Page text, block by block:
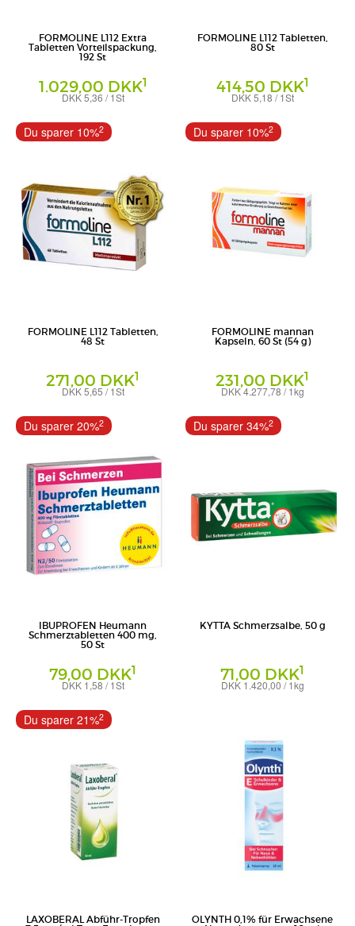
FORMOLINE L112 Extra
Tabletten Vorteilspackung,
192 St
1.029,00 DKK1
DKK 5,36 / 1St
Certmedica International GmbH
FORMOLINE L112 Tabletten,
80 St
414,50 DKK1
DKK 5,18 / 1St
Certmedica International GmbH
FORMOLINE L112 Tabletten,
48 St
271,00 DKK1
DKK 5,65 / 1St
Certmedica International GmbH
Du sparer 10%2
FORMOLINE mannan
Kapseln, 60 St (54 g)
231,00 DKK1
DKK 4.277,78 / 1kg
Certmedica International GmbH
Du sparer 10%2
IBUPROFEN Heumann
Schmerztabletten 400 mg,
50 St
79,00 DKK1
DKK 1,58 / 1St
HEUMANN PHARMA GmbH & Co.
Generica KG
Du sparer 20%2
KYTTA Schmerzsalbe, 50 g
71,00 DKK1
DKK 1.420,00 / 1kg
Du sparer 34%2
LAXOBERAL Abführ-Tropfen
Du sparer 21%2
OLYNTH 0,1% für Erwachsene